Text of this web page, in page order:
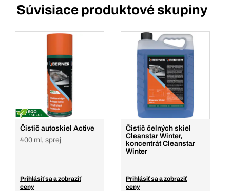
Súvisiace produktové skupiny
Čistič autoskiel Active
400 ml, sprej
Prihlásiť sa a zobraziť
ceny
Čistič čelných skiel
Cleanstar Winter,
koncentrát Cleanstar
Winter
Prihlásiť sa a zobraziť
ceny